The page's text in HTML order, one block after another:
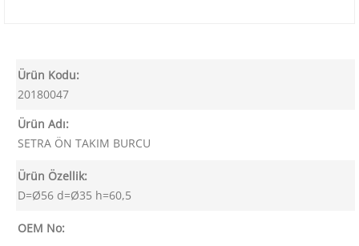
Ürün Kodu:
20180047
Ürün Adı:
SETRA ÖN TAKIM BURCU
Ürün Özellik:
D=Ø56 d=Ø35 h=60,5
OEM No: